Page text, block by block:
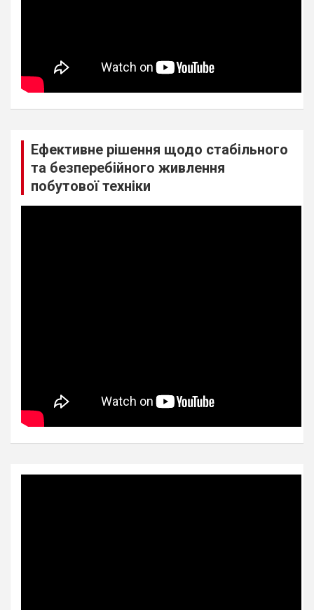
Ефективне рішення щодо стабільного
та безперебійного живлення
побутової техніки